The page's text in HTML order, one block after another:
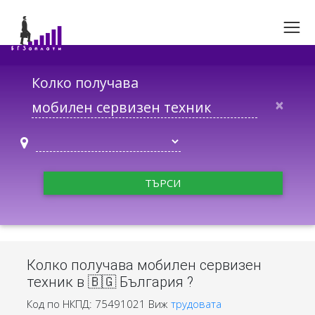
Колко получава
×
ТЪРСИ
Колко получава мобилен сервизен
техник в 🇧🇬 България ?
Код по НКПД: 75491021 Виж трудовата